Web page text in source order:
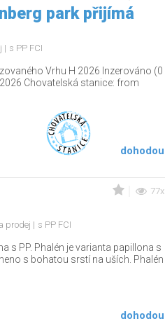
park přijímá
s PP FCI
Vrhu H 2026 Inzerováno (0
Chovatelská stanice: from
dohodou
77x
prodej s PP FCI
s PP. Phalén je varianta papillona s
s bohatou srstí na uších. Phalén
dohodou